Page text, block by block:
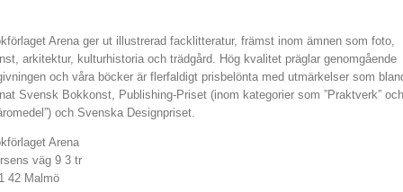
Arena ger ut illustrerad facklitteratur, främst inom ämnen som foto,
arkitektur, kulturhistoria och trädgård. Hög kvalitet präglar genomgående
och våra böcker är flerfaldigt prisbelönta med utmärkelser som
Svensk Bokkonst, Publishing-Priset (inom kategorier som ”Praktverk” och
och Svenska Designpriset.
Arena
väg 9 3 tr
42 Malmö